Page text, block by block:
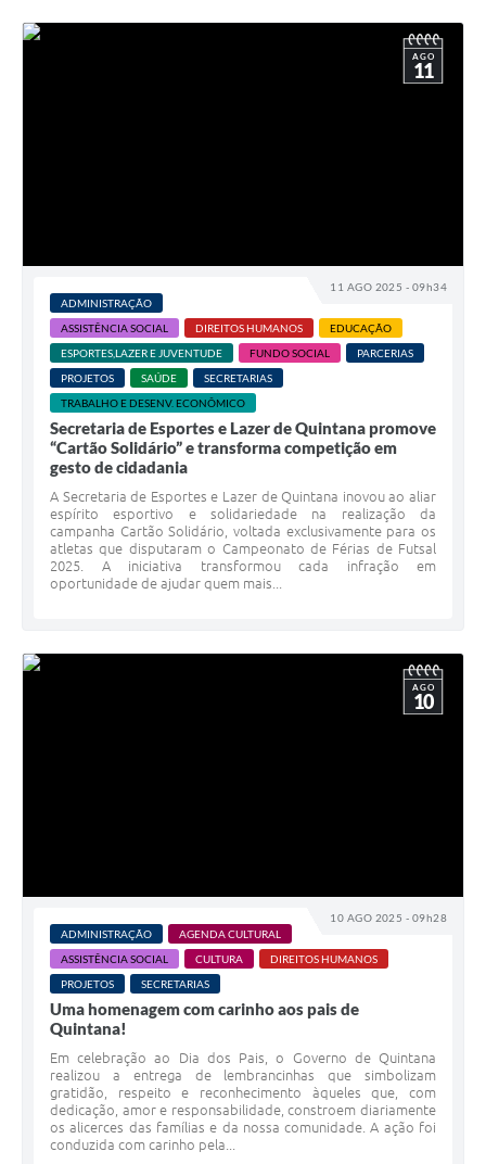
11 AGO 2025 - 09h34
AGO
11
ADMINISTRAÇÃO
ASSISTÊNCIA SOCIAL
DIREITOS HUMANOS
EDUCAÇÃO
ESPORTES,LAZER E JUVENTUDE
FUNDO SOCIAL
PARCERIAS
PROJETOS
SAÚDE
SECRETARIAS
TRABALHO E DESENV. ECONÔMICO
Secretaria de Esportes e Lazer de Quintana promove
“Cartão Solidário” e transforma competição em
gesto de cidadania
A Secretaria de Esportes e Lazer de Quintana inovou ao aliar
espírito esportivo e solidariedade na realização da
campanha Cartão Solidário, voltada exclusivamente para os
atletas que disputaram o Campeonato de Férias de Futsal
2025. A iniciativa transformou cada infração em
oportunidade de ajudar quem mais...
10 AGO 2025 - 09h28
AGO
10
ADMINISTRAÇÃO
AGENDA CULTURAL
ASSISTÊNCIA SOCIAL
CULTURA
DIREITOS HUMANOS
PROJETOS
SECRETARIAS
Uma homenagem com carinho aos pais de
Quintana!
Em celebração ao Dia dos Pais, o Governo de Quintana
realizou a entrega de lembrancinhas que simbolizam
gratidão, respeito e reconhecimento àqueles que, com
dedicação, amor e responsabilidade, constroem diariamente
os alicerces das famílias e da nossa comunidade. A ação foi
conduzida com carinho pela...